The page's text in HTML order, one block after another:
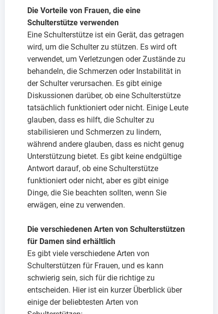
Die Vorteile von Frauen, die eine
Schulterstütze verwenden
Eine Schulterstütze ist ein Gerät, das getragen
wird, um die Schulter zu stützen. Es wird oft
verwendet, um Verletzungen oder Zustände zu
behandeln, die Schmerzen oder Instabilität in
der Schulter verursachen. Es gibt einige
Diskussionen darüber, ob eine Schulterstütze
tatsächlich funktioniert oder nicht. Einige Leute
glauben, dass es hilft, die Schulter zu
stabilisieren und Schmerzen zu lindern,
während andere glauben, dass es nicht genug
Unterstützung bietet. Es gibt keine endgültige
Antwort darauf, ob eine Schulterstütze
funktioniert oder nicht, aber es gibt einige
Dinge, die Sie beachten sollten, wenn Sie
erwägen, eine zu verwenden.
Die verschiedenen Arten von Schulterstützen
für Damen sind erhältlich
Es gibt viele verschiedene Arten von
Schulterstützen für Frauen, und es kann
schwierig sein, sich für die richtige zu
entscheiden. Hier ist ein kurzer Überblick über
einige der beliebtesten Arten von